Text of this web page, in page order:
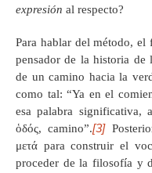
expresión al respecto?
Para hablar del método,
pensador de la historia
de un camino hacia la
como tal: “Ya en el
esa palabra significativa,
ὁδός, camino”.[3]
μετά para construir el
proceder de la filosofía y